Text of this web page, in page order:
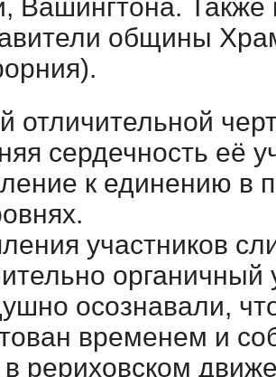
Вашингтона. Также
общины
отличительной
сердечность её
к единению в
участников
осознавали,
временем и
рериховском